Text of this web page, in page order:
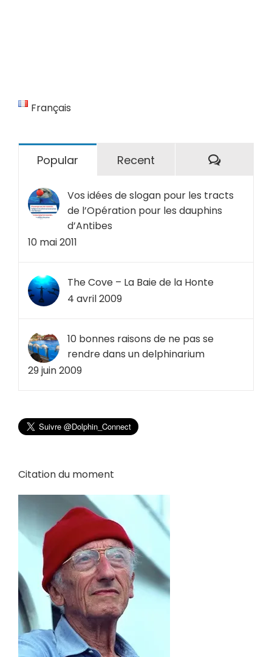
Français
Popular Recent
Vos idées de slogan pour les tracts
de l’Opération pour les dauphins
d’Antibes
10 mai 2011
The Cove – La Baie de la Honte
4 avril 2009
10 bonnes raisons de ne pas se
rendre dans un delphinarium
29 juin 2009
Citation du moment